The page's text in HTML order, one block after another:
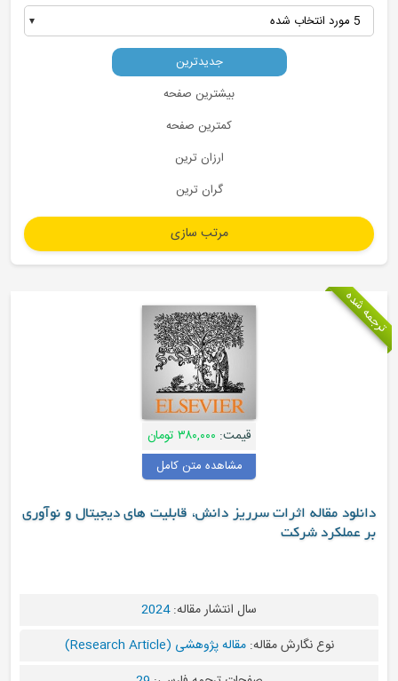
بیشترین صفحه
کمترین صفحه
۳۸۰,۰۰۰ تومان
مشاهده متن کامل
مقاله اثرات سرریز دانش، قابلیت های دیجیتال و نوآوری
شرکت
سال انتشار مقاله:2024
نوع نگارش مقاله:مقاله پژوهشی (Research Article)